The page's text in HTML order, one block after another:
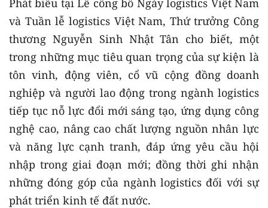
và Tuần lễ logistics Việt Nam, Thứ trưởng Công
thương Nguyễn Sinh Nhật Tân cho biết, một
trong những mục tiêu quan trọng của sự kiện là
tôn vinh, động viên, cổ vũ cộng đồng doanh
nghiệp và người lao động trong ngành logistics
tiếp tục nỗ lực đổi mới sáng tạo, ứng dụng công
nghệ cao, nâng cao chất lượng nguồn nhân lực
và năng lực cạnh tranh, đáp ứng yêu cầu hội
nhập trong giai đoạn mới; đồng thời ghi nhận
những đóng góp của ngành logistics đối với sự
phát triển kinh tế đất nước.